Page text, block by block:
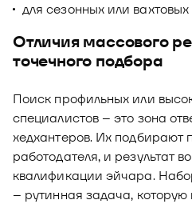
для сезонных или вахтовых
Отличия массового
точечного подбора
Поиск профильных или
специалистов – это зона
хедхантеров. Их подбирают
работодателя, и результат
квалификации эйчара.
– рутинная задача,